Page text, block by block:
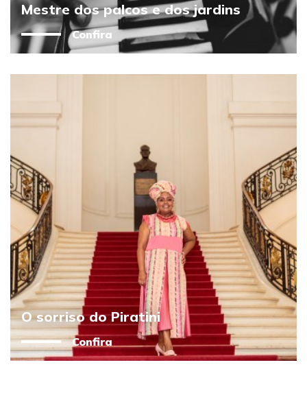
Mestre dos palcos e dos jardins
Confira
O sorriso do Piratini
Confira